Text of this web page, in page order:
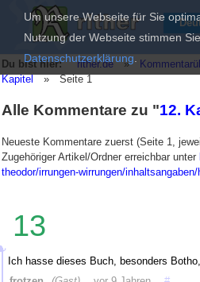
Du bist hier: rither.de »
Kapitel
» Seite 1
Alle Kommentare zu "12.
Neueste Kommentare zuerst (Seite 1,
Zugehöriger Artikel/Ordner erreichbar unter
theodor/irrungen-wirrungen/
13
Ich hasse dieses Buch, besonders
Um unsere Webseite für Sie
Nutzung der Webseite stimmen
Datenschutzerklärung.